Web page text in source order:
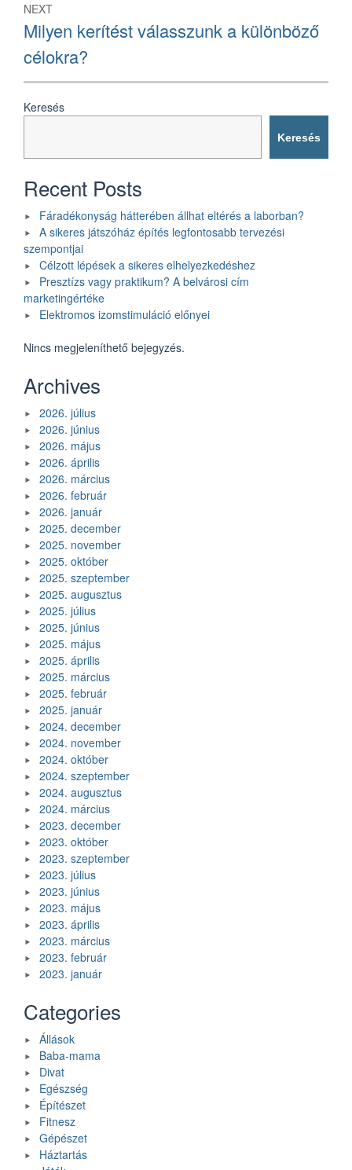
NEXT
Next
post:
Milyen kerítést válasszunk a különböző
célokra?
Keresés
Keresés
Recent Posts
Fáradékonyság hátterében állhat eltérés a laborban?
A sikeres játszóház építés legfontosabb tervezési
szempontjai
Célzott lépések a sikeres elhelyezkedéshez
Presztízs vagy praktikum? A belvárosi cím
marketingértéke
Elektromos izomstimuláció előnyei
Nincs megjeleníthető bejegyzés.
Archives
2026. július
2026. június
2026. május
2026. április
2026. március
2026. február
2026. január
2025. december
2025. november
2025. október
2025. szeptember
2025. augusztus
2025. július
2025. június
2025. május
2025. április
2025. március
2025. február
2025. január
2024. december
2024. november
2024. október
2024. szeptember
2024. augusztus
2024. március
2023. december
2023. október
2023. szeptember
2023. július
2023. június
2023. május
2023. április
2023. március
2023. február
2023. január
Categories
Állások
Baba-mama
Divat
Egészség
Építészet
Fitnesz
Gépészet
Háztartás